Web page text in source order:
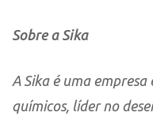
Sobre a Sika
A Sika é uma
químicos, líder no